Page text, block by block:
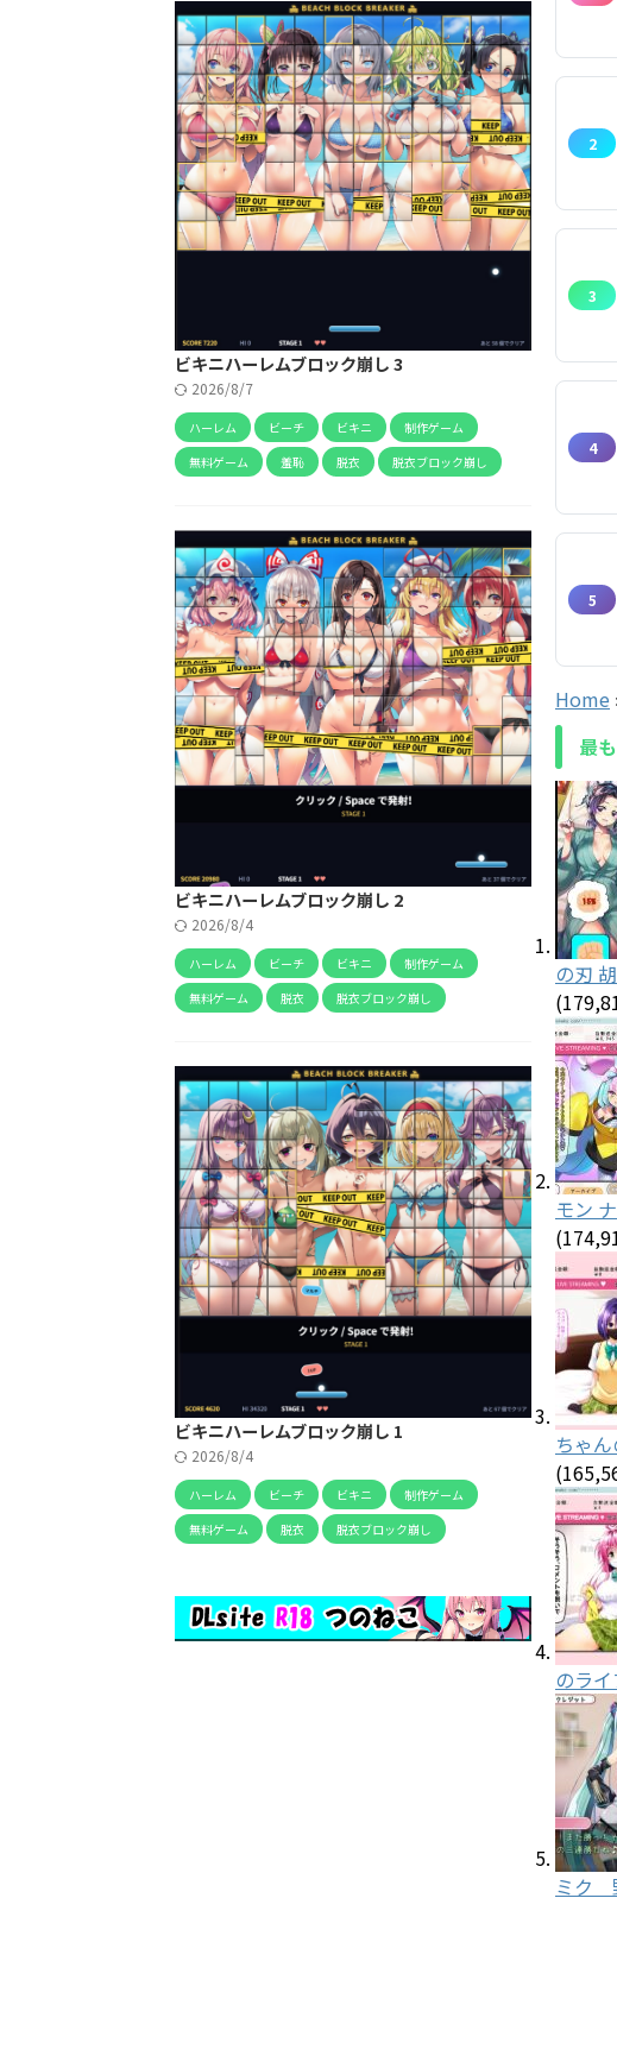
ビキニハーレムブロック崩し 3
2026/8/7
ハーレム ビーチ ビキニ
制作ゲーム
無料ゲーム
羞恥 脱衣 脱衣ブロック崩し
ビキニハーレムブロック崩し 2
2026/8/4
ハーレム ビーチ ビキニ
制作ゲーム
無料ゲーム
脱衣 脱衣ブロック崩し
ビキニハーレムブロック崩し 1
2026/8/4
ハーレム ビーチ ビキニ
制作ゲーム
無料ゲーム
脱衣 脱衣ブロック崩し
2
3
4
5
Home
最
の刃
モン
ちゃ
のラ
ミク